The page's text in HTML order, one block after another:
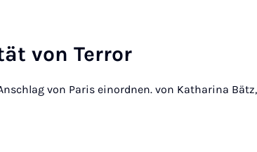
von Ter­ror
von Paris einordnen. von Katharina